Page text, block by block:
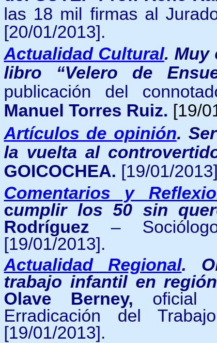
las 18 mil firmas al
[20/01/2013].
Actualidad Cultural. Muy
libro “Velero de
publicación del
Manuel Torres Ruiz. [19/
Artículos de opinión.
la vuelta al
GOICOCHEA. [19/01/
Comentarios y
cumplir los 50 sin
Rodríguez –
[19/01/2013].
Actualidad Regional.
trabajo infantil en
Olave Berney, oficial
Erradicación del
[19/01/2013].